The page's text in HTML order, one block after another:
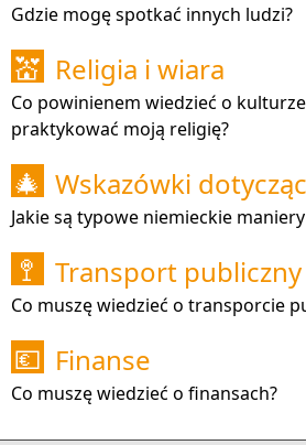
Gdzie mogę spotkać innych ludzi?
💒 Religia i wiara
Co powinienem wiedzieć o
praktykować moją religię?
🎄 Wskazówki
Jakie są typowe niemieckie
🚏 Transport publiczny
Co muszę wiedzieć o transporcie
💶 Finanse
Co muszę wiedzieć o finansach?